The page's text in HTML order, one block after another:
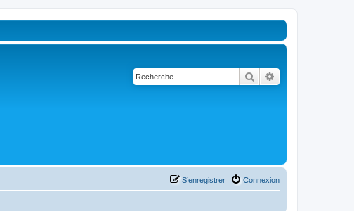
Rechercher
Connexion
S’enregistrer